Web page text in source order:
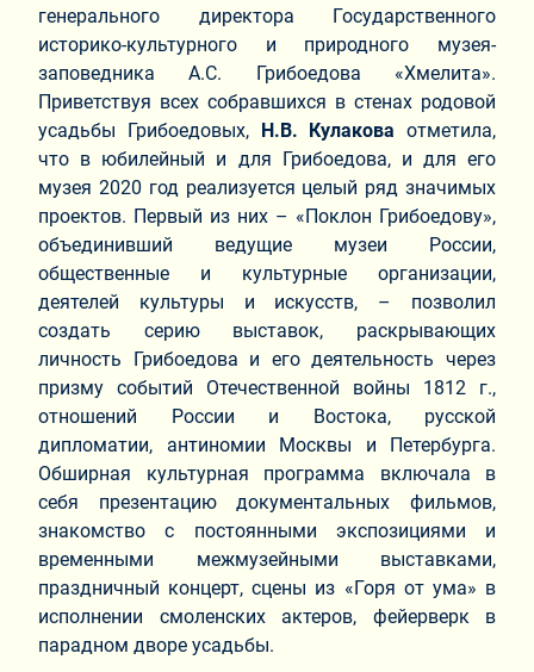
генерального директора Государственного
историко-культурного и природного музея-
заповедника А.С. Грибоедова «Хмелита».
Приветствуя всех собравшихся в стенах родовой
усадьбы Грибоедовых, Н.В. Кулакова отметила,
что в юбилейный и для Грибоедова, и для его
музея 2020 год реализуется целый ряд значимых
проектов. Первый из них – «Поклон Грибоедову»,
объединивший ведущие музеи России,
общественные и культурные организации,
деятелей культуры и искусств, – позволил
создать серию выставок, раскрывающих
личность Грибоедова и его деятельность через
призму событий Отечественной войны 1812 г.,
отношений России и Востока, русской
дипломатии, антиномии Москвы и Петербурга.
Обширная культурная программа включала в
себя презентацию документальных фильмов,
знакомство с постоянными экспозициями и
временными межмузейными выставками,
праздничный концерт, сцены из «Горя от ума» в
исполнении смоленских актеров, фейерверк в
парадном дворе усадьбы.